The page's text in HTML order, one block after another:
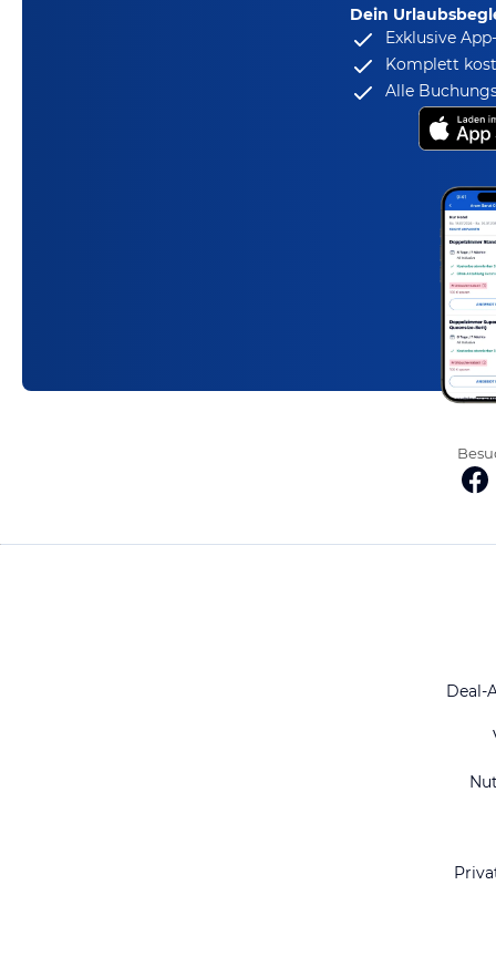
Dein
Exklusive
Komplett
Alle
Deal-